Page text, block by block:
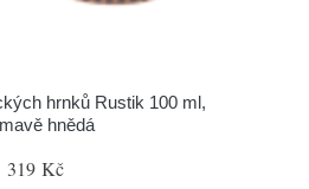
hrnků Rustik 100 ml,
hnědá
319 Kč